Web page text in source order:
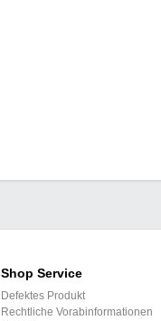
Shop Service
Defektes Produkt
Rechtliche Vorabinformationen